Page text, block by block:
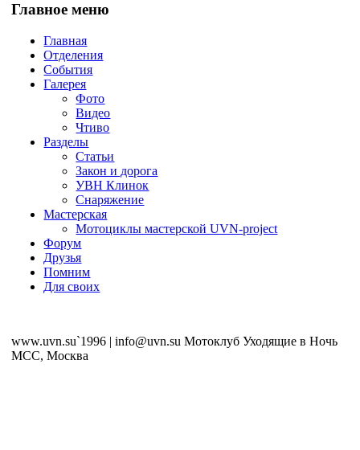
Главное меню
Главная
Отделения
События
Галерея
Фото
Видео
Чтиво
Разделы
Статьи
Закон и дорога
УВН Клинок
Снаряжение
Мастерская
Мотоциклы мастерской UVN-project
Форум
Друзья
Помним
Для своих
www.uvn.su`1996 | info@uvn.su Мотоклуб Уходящие в Ночь
MCC, Москва